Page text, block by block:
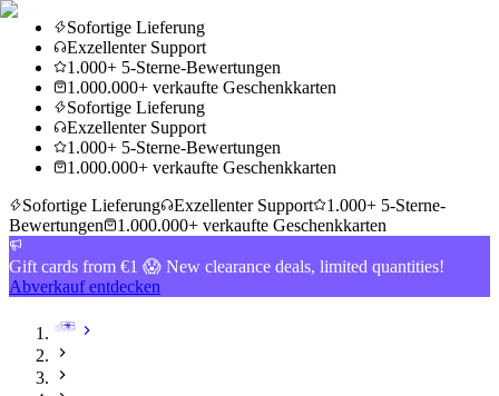
Sofortige Lieferung
Exzellenter Support
1.000+ 5-Sterne-Bewertungen
1.000.000+ verkaufte Geschenkkarten
Sofortige Lieferung
Exzellenter Support
1.000+ 5-Sterne-Bewertungen
1.000.000+ verkaufte Geschenkkarten
Sofortige Lieferung
Exzellenter Support
1.000+ 5-Sterne-
Bewertungen
1.000.000+ verkaufte Geschenkkarten
Gift cards from €1 😱 New clearance deals, limited quantities!
Abverkauf entdecken